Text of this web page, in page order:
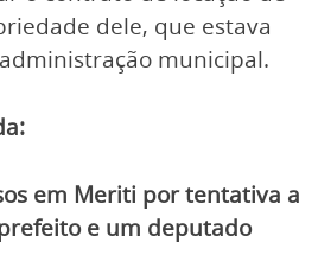
dele, que estava
municipal.
em Meriti por tentativa a
e um deputado